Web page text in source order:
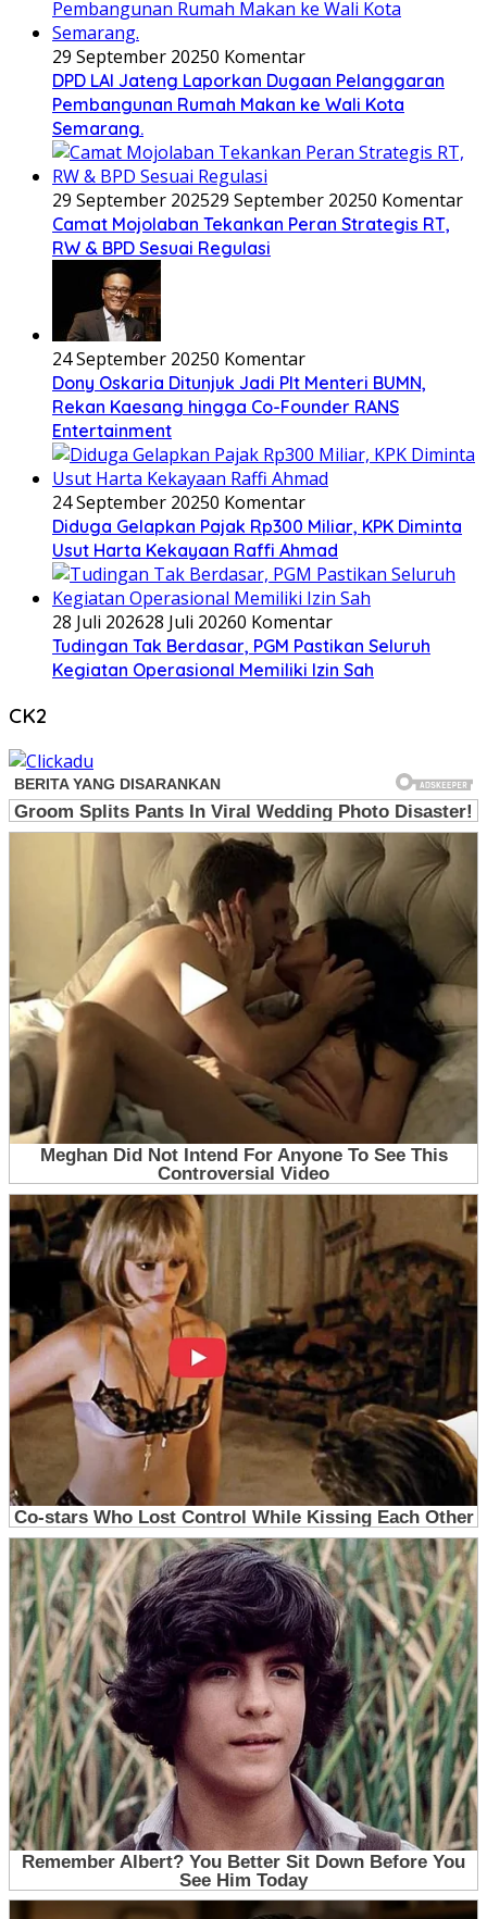
29 September 20250 Komentar
DPD LAI Jateng Laporkan Dugaan Pelanggaran
Pembangunan Rumah Makan ke Wali Kota
Semarang.
29 September 202529 September 20250 Komentar
Camat Mojolaban Tekankan Peran Strategis RT,
RW & BPD Sesuai Regulasi
24 September 20250 Komentar
Dony Oskaria Ditunjuk Jadi Plt Menteri BUMN,
Rekan Kaesang hingga Co-Founder RANS
Entertainment
24 September 20250 Komentar
Diduga Gelapkan Pajak Rp300 Miliar, KPK Diminta
Usut Harta Kekayaan Raffi Ahmad
28 Juli 202628 Juli 20260 Komentar
Tudingan Tak Berdasar, PGM Pastikan Seluruh
Kegiatan Operasional Memiliki Izin Sah
CK2